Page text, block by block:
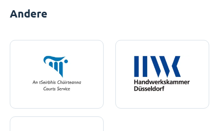
Andere